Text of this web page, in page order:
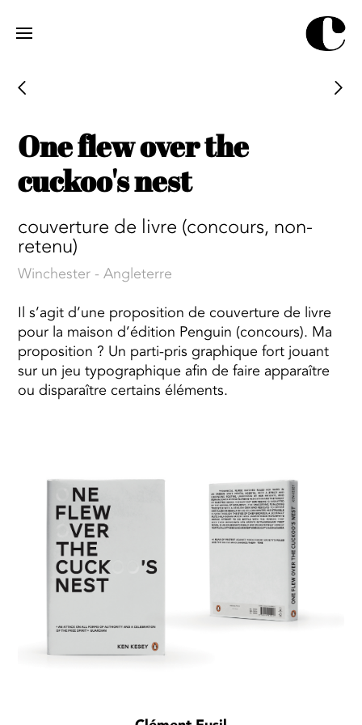
One flew over the
cuckoo's nest
couverture de livre (concours, non-
retenu)
Winchester - Angleterre
Il s’agit d’une proposition de couverture de livre
pour la maison d’édition Penguin (concours). Ma
proposition ? Un parti-pris graphique fort jouant
sur un jeu typographique afin de faire apparaître
ou disparaître certains éléments.